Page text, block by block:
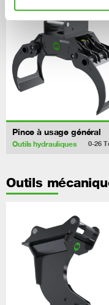
Pince à usage général
Outils hydrauliques 0-26
Outils